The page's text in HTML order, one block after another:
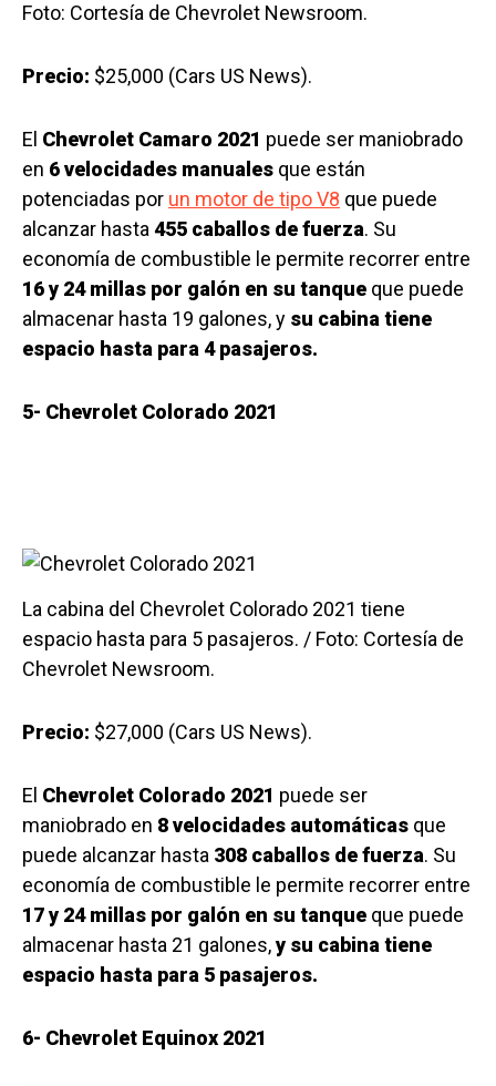
Foto: Cortesía de Chevrolet Newsroom.
Precio: $25,000 (Cars US News).
El Chevrolet Camaro 2021 puede ser maniobrado
en 6 velocidades manuales que están
potenciadas por un motor de tipo V8 que puede
alcanzar hasta 455 caballos de fuerza. Su
economía de combustible le permite recorrer entre
16 y 24 millas por galón en su tanque que puede
almacenar hasta 19 galones, y su cabina tiene
espacio hasta para 4 pasajeros.
5- Chevrolet Colorado 2021
La cabina del Chevrolet Colorado 2021 tiene
espacio hasta para 5 pasajeros. / Foto: Cortesía de
Chevrolet Newsroom.
Precio: $27,000 (Cars US News).
El Chevrolet Colorado 2021 puede ser
maniobrado en 8 velocidades automáticas que
puede alcanzar hasta 308 caballos de fuerza. Su
economía de combustible le permite recorrer entre
17 y 24 millas por galón en su tanque que puede
almacenar hasta 21 galones,y su cabina tiene
espacio hasta para 5 pasajeros.
6- Chevrolet Equinox 2021